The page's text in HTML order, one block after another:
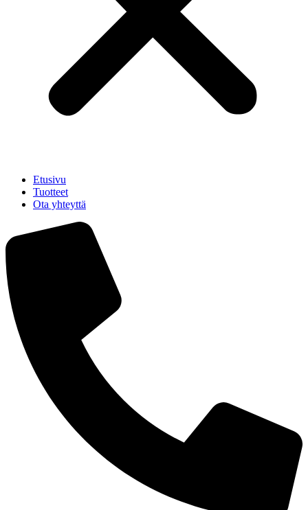
Etusivu
Tuotteet
Ota yhteyttä